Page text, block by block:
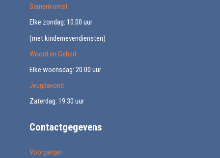
Samenkomst
Elke zondag: 10.00 uur
(met kindernevendiensten)
Woord en Gebed
Elke woensdag: 20.00 uur
Jeugdavond
Zaterdag: 19.30 uur
Contactgegevens
Voorganger